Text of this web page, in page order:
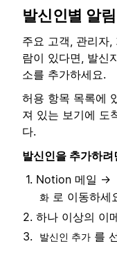
발신인별 알
주요 고객, 관리자
람이 있다면, 발신
소를 추가하세요.
허용 항목 목록에
져 있는 보기에 도
다.
발신인을 추가하
Notion 메일 →
화 로 이동하세
하나 이상의 이
발신인 추가 를